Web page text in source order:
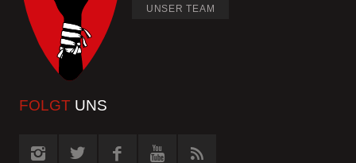
UNSER TEAM
FOLGT UNS